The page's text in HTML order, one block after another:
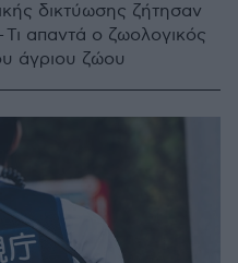
δικτύωσης ζήτησαν
απαντά ο ζωολογικός
άγριου ζώου